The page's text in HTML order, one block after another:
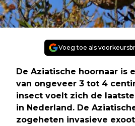
Voeg toe als
De Aziatische hoornaar is
van ongeveer 3 tot 4
insect voelt zich de
in Nederland. De
zogeheten invasieve